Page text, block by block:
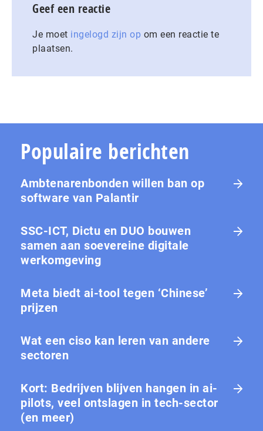
Geef een reactie
Je moet ingelogd zijn op om een reactie te
plaatsen.
Populaire berichten
Ambtenarenbonden willen ban op
software van Palantir
SSC-ICT, Dictu en DUO bouwen
samen aan soevereine digitale
werkomgeving
Meta biedt ai-tool tegen ‘Chinese’
prijzen
Wat een ciso kan leren van andere
sectoren
Kort: Bedrijven blijven hangen in ai-
pilots, veel ontslagen in tech-sector
(en meer)